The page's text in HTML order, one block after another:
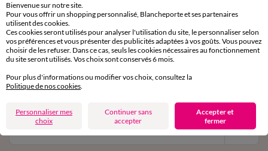
de 8h00 à 20h00 du lundi au samedi
11€ Offerts
Bienvenue sur notre site.
Pour vous offrir un shopping personnalisé, Blancheporte et ses partenaires
utilisent des cookies.
Ces cookies seront utilisés pour analyser l'utilisation du site, le personnaliser selon
vos préférences et vous présenter des publicités adaptées à vos goûts. Vous pouvez
choisir de les refuser. Dans ce cas, seuls les cookies nécessaires au fonctionnement
du site seront utilisés. Vos choix sont conservés 6 mois.
Pour plus d'informations ou modifier vos choix, consultez la
Politique de nos cookies.
Personnaliser mes
choix
Continuer sans
accepter
Accepter et
fermer